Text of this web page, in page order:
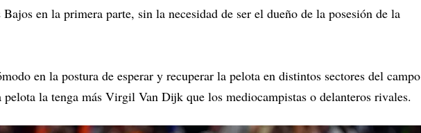
en la primera parte, sin la necesidad de ser el dueño de la posesión de la
en la postura de esperar y recuperar la pelota en distintos sectores del campo
la tenga más Virgil Van Dijk que los mediocampistas o delanteros rivales.